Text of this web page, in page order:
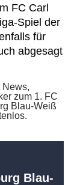
FC Carl
Spiel der
für
abgesagt
Blau-